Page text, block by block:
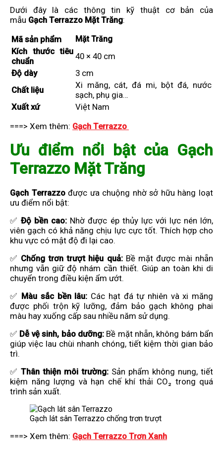
Dưới đây là các thông tin kỹ thuật cơ bản của
mẫu Gạch Terrazzo Mặt Trăng:
Mã sản phẩm
Mặt Trăng
Kích thước tiêu
chuẩn
40 × 40 cm
Độ dày
3 cm
Chất liệu
Xi măng, cát, đá mi, bột đá, nước
sạch, phụ gia…
Xuất xứ
Việt Nam
===> Xem thêm: Gạch Terrazzo
Ưu điểm nổi bật của Gạch
Terrazzo Mặt Trăng
Gạch Terrazzođược ưa chuộng nhờ sở hữu hàng loạt
ưu điểm nổi bật:
✅Độ bền cao: Nhờ được ép thủy lực với lực nén lớn,
viên gạch có khả năng chịu lực cực tốt. Thích hợp cho
khu vực có mật độ đi lại cao.
✅ Chống trơn trượt hiệu quả:Bề mặt được mài nhẵn
nhưng vẫn giữ độ nhám cần thiết. Giúp an toàn khi di
chuyển trong điều kiện ẩm ướt.
✅ Màu sắc bền lâu: Các hạt đá tự nhiên và xi măng
được phối trộn kỹ lưỡng, đảm bảo gạch không phai
màu hay xuống cấp sau nhiều năm sử dụng.
✅ Dễ vệ sinh, bảo dưỡng: Bề mặt nhẵn, không bám bẩn
giúp việc lau chùi nhanh chóng, tiết kiệm thời gian bảo
trì.
✅ Thân thiện môi trường: Sản phẩm không nung, tiết
kiệm năng lượng và hạn chế khí thải CO₂ trong quá
trình sản xuất.
Gạch lát sân Terrazzo chống trơn trượt
===> Xem thêm: Gạch Terrazzo Trơn Xanh